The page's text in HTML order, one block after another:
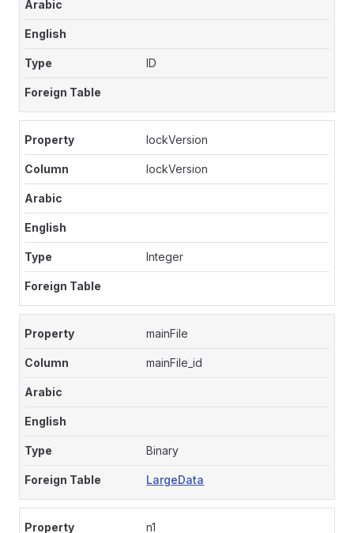
ID
lockVersion
lockVersion
Integer
mainFile
mainFile_id
Binary
LargeData
n1